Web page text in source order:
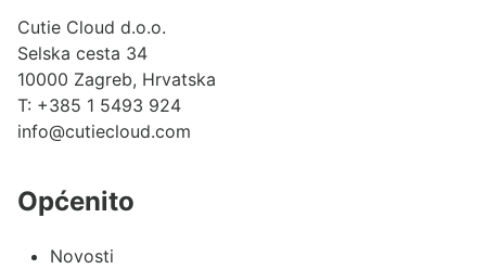
Cutie Cloud d.o.o.
Selska cesta 34
10000 Zagreb, Hrvatska
T: +385 1 5493 924
info@cutiecloud.com
Općenito
Novosti